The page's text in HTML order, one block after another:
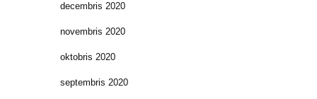
decembris 2020
novembris 2020
oktobris 2020
septembris 2020